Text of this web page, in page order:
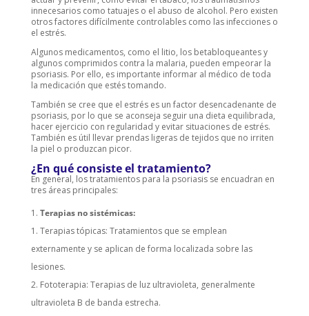
innecesarios como tatuajes o el abuso de alcohol. Pero existen
otros factores difícilmente controlables como las infecciones o
el estrés.
Algunos medicamentos, como el litio, los betabloqueantes y
algunos comprimidos contra la malaria, pueden empeorar la
psoriasis. Por ello, es importante informar al médico de toda
la medicación que estés tomando.
También se cree que el estrés es un factor desencadenante de
psoriasis, por lo que se aconseja seguir una dieta equilibrada,
hacer ejercicio con regularidad y evitar situaciones de estrés.
También es útil llevar prendas ligeras de tejidos que no irriten
la piel o produzcan picor.
¿En qué consiste el tratamiento?
En general, los tratamientos para la psoriasis se encuadran en
tres áreas principales:
Terapias no sistémicas:
Terapias tópicas: Tratamientos que se emplean
externamente y se aplican de forma localizada sobre las
lesiones.
Fototerapia: Terapias de luz ultravioleta, generalmente
ultravioleta B de banda estrecha.